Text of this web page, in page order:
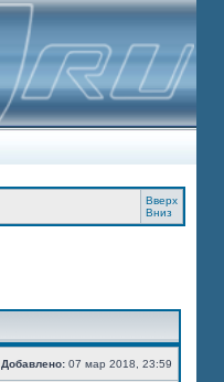
Вверх
Вниз
Добавлено: 07 мар 2018, 23:59